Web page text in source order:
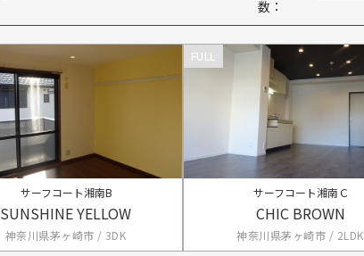
数：
サーフコート湘南B
SUNSHINE YELLOW
神奈川県茅ヶ崎市 / 3DK
FULL
サーフコート湘南Ｃ
CHIC BROWN
神奈川県茅ヶ崎市 / 2LDK